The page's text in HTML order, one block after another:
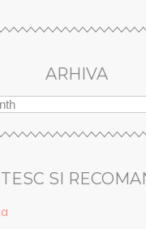
ARHIVA
SI